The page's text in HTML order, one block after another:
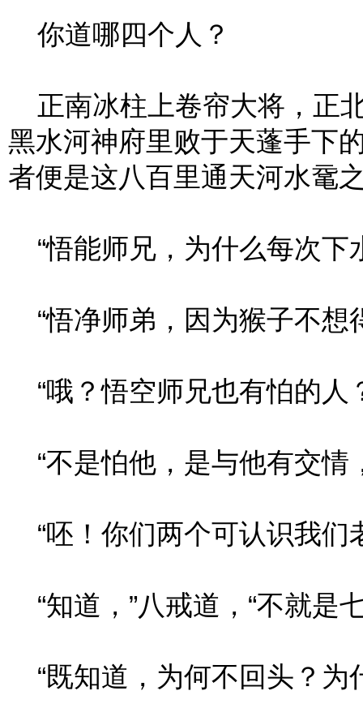
你道哪四个人？
正南冰柱上卷帘大将，正
黑水河神府里败于天蓬手下
者便是这八百里通天河水鼋
“悟能师兄，为什么每次下
“悟净师弟，因为猴子不想
“哦？悟空师兄也有怕的人
“不是怕他，是与他有交情
“呸！你们两个可认识我们
“知道，”八戒道，“不就是
“既知道，为何不回头？为